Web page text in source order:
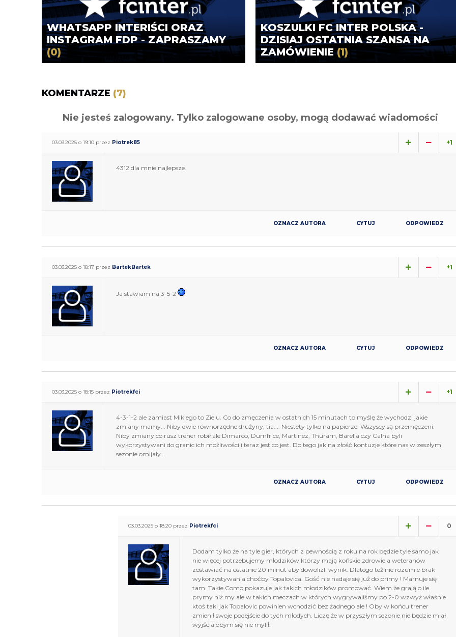
WHATSAPP INTERIŚCI ORAZ
INSTAGRAM FDP - ZAPRASZAMY
(0)
KOSZULKI FC INTER POLSKA -
DZISIAJ OSTATNIA SZANSA NA
ZAMÓWIENIE(1)
KOMENTARZE (7)
Nie jesteś zalogowany. Tylko zalogowane osoby, mogą dodawać wiadomości
03.03.2025 o 19:10 przez Piotrek85 +1
4312 dla mnie najlepsze.
OZNACZ AUTORA CYTUJ ODPOWIEDZ
03.03.2025 o 18:17 przez BartekBartek +1
Ja stawiam na 3-5-2
OZNACZ AUTORA CYTUJ ODPOWIEDZ
03.03.2025 o 18:15 przez Piotrekfci +1
4-3-1-2 ale zamiast Mikiego to Zielu. Co do zmęczenia w ostatnich 15 minutach to myślę że wychodzi jakie
zmiany mamy... Niby dwie równorzędne drużyny, tia.... Niestety tylko na papierze. Wszyscy są przemęczeni.
Niby zmiany co rusz trener robił ale Dimarco, Dumfrice, Martinez, Thuram, Barella czy Calha byli
wykorzystywani do granic ich możliwości i teraz jest co jest. Do tego jak na złość kontuzje które nas w zeszłym
sezonie omijały .
OZNACZ AUTORA CYTUJ ODPOWIEDZ
03.03.2025 o 18:20 przez Piotrekfci 0
Dodam tylko że na tyle gier, których z pewnością z roku na rok będzie tyle samo jak
nie więcej potrzebujemy młodzików którzy mają końskie zdrowie a weteranów
zostawiać na ostatnie 20 minut aby dowolizli wynik. Dlatego też nie rozumie brak
wykorzystywania choćby Topalovica. Gość nie nadaje się już do primy ! Marnuje się
tam. Takie Como pokazuje jak takich młodzików promować. Wiem że grają o ile
prymy niż my ale w takich meczach w których wygrywaliśmy po 2-0 wzwyż właśnie
ktoś taki jak Topalovic powinien wchodzić bez żadnego ale ! Oby w końcu trener
zmienił swoje podejście do tych młodych. Liczę że w przyszłym sezonie nie będzie miał
wyjścia obym się nie mylił.